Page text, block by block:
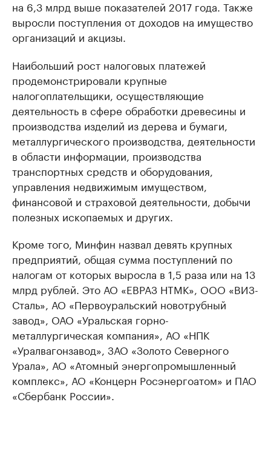
на 6,3 млрд выше показателей 2017 года. Также
выросли поступления от доходов на имущество
организаций и акцизы.
Наибольший рост налоговых платежей
продемонстрировали крупные
налогоплательщики, осуществляющие
деятельность в сфере обработки древесины и
производства изделий из дерева и бумаги,
металлургического производства, деятельности
в области информации, производства
транспортных средств и оборудования,
управления недвижимым имуществом,
финансовой и страховой деятельности, добычи
полезных ископаемых и других.
Кроме того, Минфин назвал девять крупных
предприятий, общая сумма поступлений по
налогам от которых выросла в 1,5 раза или на 13
млрд рублей. Это АО «ЕВРАЗ НТМК», ООО «ВИЗ-
Сталь», АО «Первоуральский новотрубный
завод», ОАО «Уральская горно-
металлургическая компания», АО «НПК
«Уралвагонзавод», ЗАО «Золото Северного
Урала», АО «Атомный энергопромышленный
комплекс», АО «Концерн Росэнергоатом» и ПАО
«Сбербанк России».